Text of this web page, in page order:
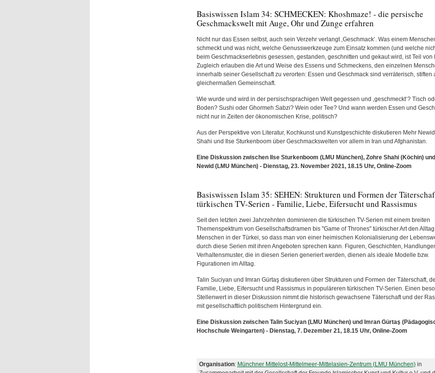
Basiswissen Islam 34: SCHMECKEN: Khoshmaze! - die persische
Geschmackswelt mit Auge, Ohr und Zunge erfahren
Nicht nur das Essen selbst, auch sein Verzehr verlangt ‚Geschmack‘. Was einem
schmeckt und was nicht, welche Genusswerkzeuge zum Einsatz kommen (und welche
beim Geschmackserlebnis gesessen, gestanden, geschnitten und gekaut wird, ist Teil von
Zugleich erlauben die Art und Weise des Essens und Schmeckens, den einzelnen
innerhalb seiner Gesellschaft zu verorten: Essen und Geschmack sind verräterisch, stiften
gleichermaßen Gemeinschaft.
Wie wurde und wird in der persischsprachigen Welt gegessen und ‚geschmeckt‘? Tisch
Boden? Sushi oder Ghormeh Sabzi? Wein oder Tee? Und wann werden Essen und
nicht nur in Zeiten der ökonomischen Krise, politisch?
Aus der Perspektive von Literatur, Kochkunst und Kunstgeschichte diskutieren Mehr
Shahi und Ilse Sturkenboom über Geschmackswelten vor allem in Iran und Afghanistan.
Eine Diskussion zwischen Ilse Sturkenboom (LMU München), Zohre Shahi (Köchin)
Newid (LMU München) - Dienstag, 23. November 2021, 18.15 Uhr, Online-Zoom
Basiswissen Islam 35: SEHEN: Strukturen und Formen der
türkischen TV-Serien - Familie, Liebe, Eifersucht und Rassismus
Seit den letzten zwei Jahrzehnten dominieren die türkischen TV-Serien mit einem breiten
Themenspektrum von Gesellschaftsdramen bis "Game of Thrones" türkischer Art den
Menschen in der Türkei, so dass man von einer heimischen Kolonialisierung der
durch diese Serien mit ihren Angeboten sprechen kann. Figuren, Geschichten,
Verhaltensmuster, die in diesen Serien generiert werden, dienen als ideale Modelle bzw.
Figurationen im Alltag.
Talin Suciyan und Imran Gürtaş diskutieren über Strukturen und Formen der Täterschaft,
Familie, Liebe, Eifersucht und Rassismus in populäreren türkischen TV-Serien. Einen
Stellenwert in dieser Diskussion nimmt die historisch gewachsene Täterschaft und der
mit gesellschaftlich politischem Hintergrund ein.
Eine Diskussion zwischen Talin Suciyan (LMU München) und Imran Gürtaş
Hochschule Weingarten)- Dienstag, 7. Dezember 21, 18.15 Uhr, Online-Zoom
Organisation: Münchner Mittelost-Mittelmeer-Mittelasien-Zentrum (LMU München)in